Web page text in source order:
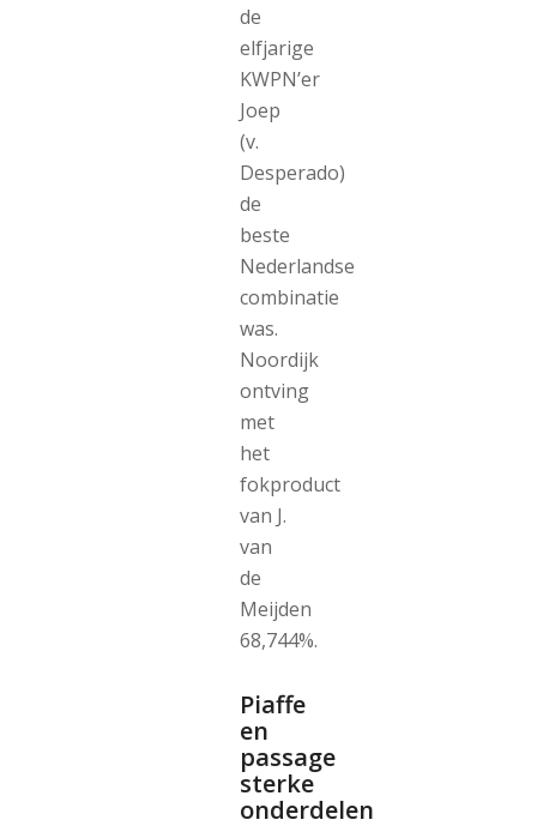
de
elfjarige
KWPN’er
Joep
(v.
Desperado)
de
beste
Nederlandse
combinatie
was.
Noordijk
ontving
met
het
fokproduct
van J.
van
de
Meijden
68,744%.
Piaffe
en
passage
sterke
onderdelen